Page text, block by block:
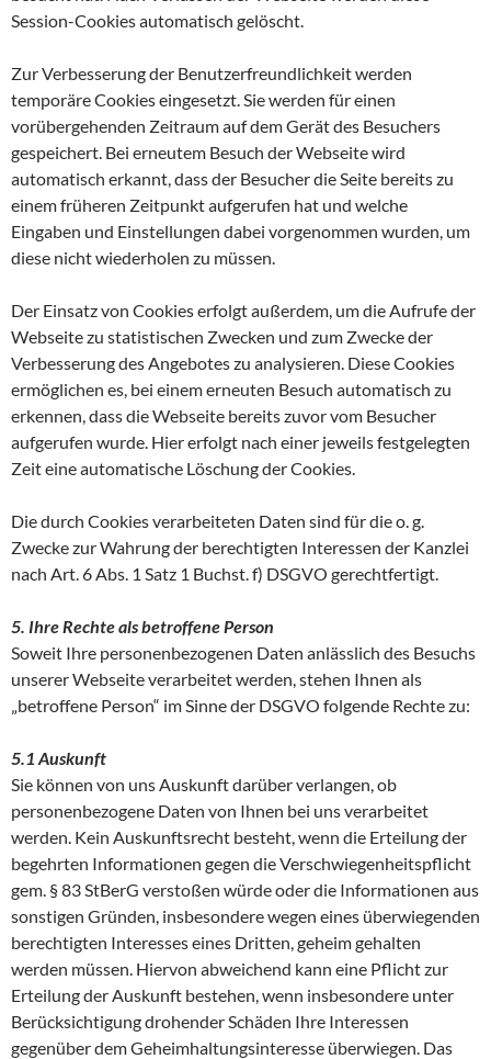
Session-Cookies automatisch gelöscht.
Zur Verbesserung der Benutzerfreundlichkeit werden
temporäre Cookies eingesetzt. Sie werden für einen
vorübergehenden Zeitraum auf dem Gerät des Besuchers
gespeichert. Bei erneutem Besuch der Webseite wird
automatisch erkannt, dass der Besucher die Seite bereits zu
einem früheren Zeitpunkt aufgerufen hat und welche
Eingaben und Einstellungen dabei vorgenommen wurden, um
diese nicht wiederholen zu müssen.
Der Einsatz von Cookies erfolgt außerdem, um die Aufrufe der
Webseite zu statistischen Zwecken und zum Zwecke der
Verbesserung des Angebotes zu analysieren. Diese Cookies
ermöglichen es, bei einem erneuten Besuch automatisch zu
erkennen, dass die Webseite bereits zuvor vom Besucher
aufgerufen wurde. Hier erfolgt nach einer jeweils festgelegten
Zeit eine automatische Löschung der Cookies.
Die durch Cookies verarbeiteten Daten sind für die o. g.
Zwecke zur Wahrung der berechtigten Interessen der Kanzlei
nach Art. 6 Abs. 1 Satz 1 Buchst. f) DSGVO gerechtfertigt.
5. Ihre Rechte als betroffene Person
Soweit Ihre personenbezogenen Daten anlässlich des Besuchs
unserer Webseite verarbeitet werden, stehen Ihnen als
„betroffene Person“ im Sinne der DSGVO folgende Rechte zu:
5.1 Auskunft
Sie können von uns Auskunft darüber verlangen, ob
personenbezogene Daten von Ihnen bei uns verarbeitet
werden. Kein Auskunftsrecht besteht, wenn die Erteilung der
begehrten Informationen gegen die Verschwiegenheitspflicht
gem. § 83 StBerG verstoßen würde oder die Informationen aus
sonstigen Gründen, insbesondere wegen eines überwiegenden
berechtigten Interesses eines Dritten, geheim gehalten
werden müssen. Hiervon abweichend kann eine Pflicht zur
Erteilung der Auskunft bestehen, wenn insbesondere unter
Berücksichtigung drohender Schäden Ihre Interessen
gegenüber dem Geheimhaltungsinteresse überwiegen. Das